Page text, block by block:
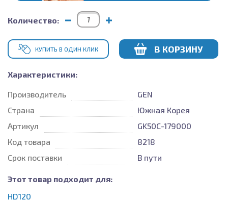
Количество:
КУПИТЬ В ОДИН КЛИК В КОРЗИНУ
Характеристики:
Производитель
GEN
Страна
Южная Корея
Артикул
GK50C-179000
Код товара
8218
Срок поставки
В пути
Этот товар подходит для:
HD120